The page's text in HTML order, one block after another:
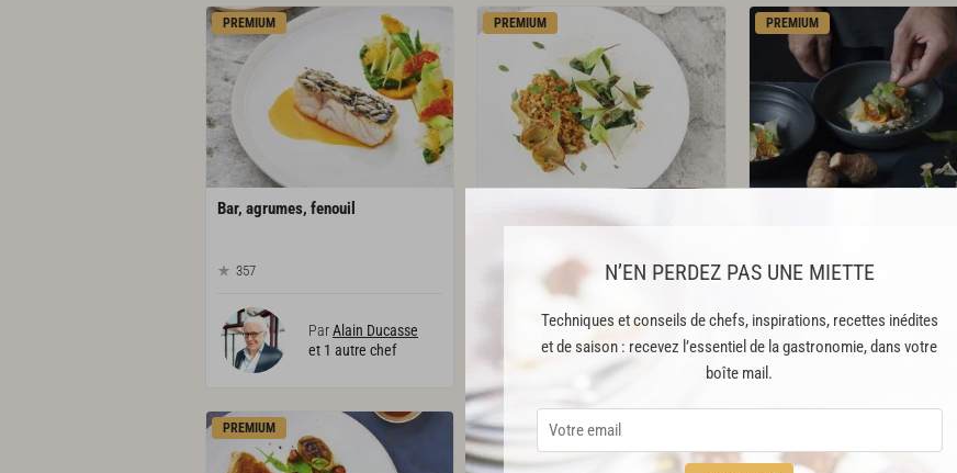
N’EN PERDEZ PAS UNE MIETTE
Techniques et conseils de chefs, inspirations, recettes inédites
et de saison : recevez l’essentiel de la gastronomie, dans votre
boîte mail.
PREMIUM
Bar, agrumes, fenouil
357
ParAlain Ducasse
et 1 autre chef
PREMIUM
Petit épeautre, sucs d’artichauts,
blettes gratinées
ParAlain Ducasse
et 1 autre chef
PREMIUM
299
ParRomain Meder
et 2 autres chefs
PREMIUM PREMIUM